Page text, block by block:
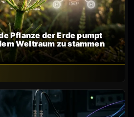
Pflanze der Erde pumpt
Weltraum zu stammen